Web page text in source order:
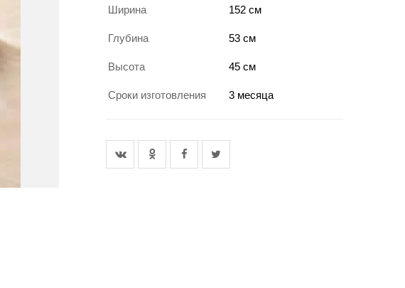
Ширина 152 см
Глубина 53 см
Высота 45 см
Сроки изготовления 3 месяца